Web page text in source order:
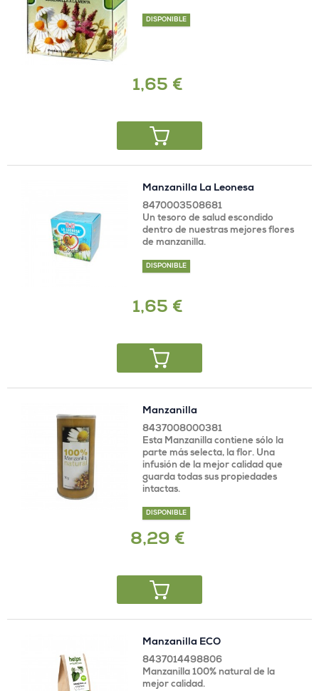
DISPONIBLE
1,65 €
Manzanilla La Leonesa
8470003508681
Un tesoro de salud escondido
dentro de nuestras mejores flores
de manzanilla.
DISPONIBLE
1,65 €
Manzanilla
8437008000381
Esta Manzanilla contiene sólo la
parte más selecta, la flor. Una
infusión de la mejor calidad que
guarda todas sus propiedades
intactas.
DISPONIBLE
8,29 €
Manzanilla ECO
8437014498806
Manzanilla 100% natural de la
mejor calidad.